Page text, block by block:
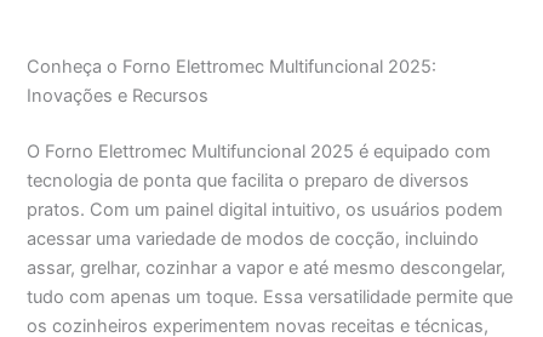
Conheça o Forno Elettromec Multifuncional 2025:
Inovações e Recursos
O Forno Elettromec Multifuncional 2025 é equipado com
tecnologia de ponta que facilita o preparo de diversos
pratos. Com um painel digital intuitivo, os usuários podem
acessar uma variedade de modos de cocção, incluindo
assar, grelhar, cozinhar a vapor e até mesmo descongelar,
tudo com apenas um toque. Essa versatilidade permite que
os cozinheiros experimentem novas receitas e técnicas,